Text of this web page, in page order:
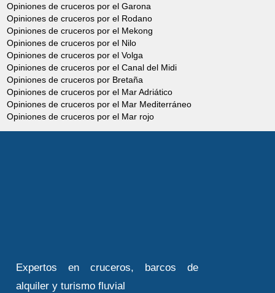
Opiniones de cruceros por el Garona
Opiniones de cruceros por el Rodano
Opiniones de cruceros por el Mekong
Opiniones de cruceros por el Nilo
Opiniones de cruceros por el Volga
Opiniones de cruceros por el Canal del Midi
Opiniones de cruceros por Bretaña
Opiniones de cruceros por el Mar Adriático
Opiniones de cruceros por el Mar Mediterráneo
Opiniones de cruceros por el Mar rojo
Expertos en cruceros, barcos de
alquiler y turismo fluvial